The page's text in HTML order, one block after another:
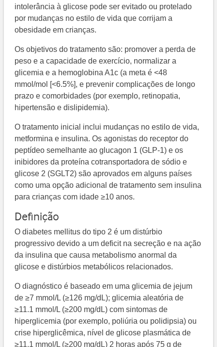
intolerância à glicose pode ser evitado ou protelado
por mudanças no estilo de vida que corrijam a
obesidade em crianças.
Os objetivos do tratamento são: promover a perda de
peso e a capacidade de exercício, normalizar a
glicemia e a hemoglobina A1c (a meta é <48
mmol/mol [<6.5%], e prevenir complicações de longo
prazo e comorbidades (por exemplo, retinopatia,
hipertensão e dislipidemia).
O tratamento inicial inclui mudanças no estilo de vida,
metformina e insulina. Os agonistas do receptor do
peptídeo semelhante ao glucagon 1 (GLP-1) e os
inibidores da proteína cotransportadora de sódio e
glicose 2 (SGLT2) são aprovados em alguns países
como uma opção adicional de tratamento sem insulina
para crianças com idade ≥10 anos.
Definição
O diabetes mellitus do tipo 2 é um distúrbio
progressivo devido a um deficit na secreção e na ação
da insulina que causa metabolismo anormal da
glicose e distúrbios metabólicos relacionados.
O diagnóstico é baseado em uma glicemia de jejum
de ≥7 mmol/L (≥126 mg/dL); glicemia aleatória de
≥11.1 mmol/L (≥200 mg/dL) com sintomas de
hiperglicemia (por exemplo, poliúria ou polidipsia) ou
crise hiperglicêmica, nível de glicose plasmática de
≥11.1 mmol/L (≥200 mg/dL) 2 horas após 75 g de